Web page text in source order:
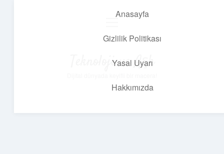
Anasayfa
Gizlilik Politikası
Yasal Uyarı
Hakkımızda
Teknoloji ve Aşk